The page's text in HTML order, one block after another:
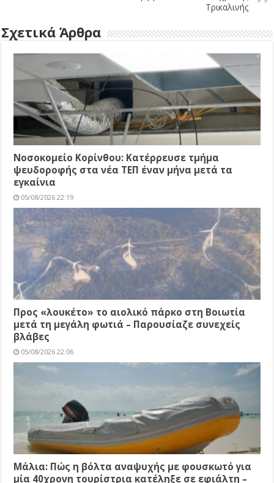
Τρικαλινής
Σχετικά Άρθρα
Νοσοκομείο Κορίνθου: Κατέρρευσε τμήμα
ψευδοροφής στα νέα ΤΕΠ έναν μήνα μετά τα
εγκαίνια
05/08/2026 22:19
Προς «λουκέτο» το αιολικό πάρκο στη Βοιωτία
μετά τη μεγάλη φωτιά – Παρουσίαζε συνεχείς
βλάβες
05/08/2026 22:06
Μάλια: Πώς η βόλτα αναψυχής με φουσκωτό για
μία 40χρονη τουρίστρια κατέληξε σε εφιάλτη –